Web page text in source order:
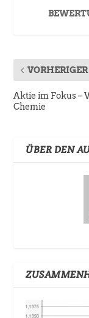
VORHERIGER
Aktie im Fokus –
Chemie
ÜBER DEN